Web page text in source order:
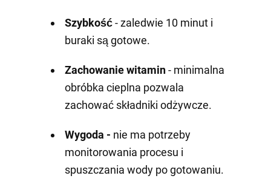
Szybkość- zaledwie 10 minut i
buraki są gotowe.
Zachowanie witamin- minimalna
obróbka cieplna pozwala
zachować składniki odżywcze.
Wygoda - nie ma potrzeby
monitorowania procesu i
spuszczania wody po gotowaniu.